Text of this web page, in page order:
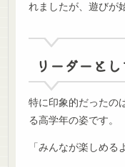
れましたが、遊びが
リーダーと
特に印象的だったの
る高学年の姿です。
「みんなが楽しめ